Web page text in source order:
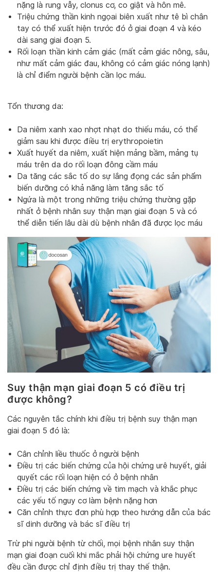
nặng là rung vẫy, clonus cơ, co giật và hôn mê.
Triệu chứng thần kinh ngọai biên xuất như tê bì chân
tay có thể xuất hiện trước đó ở giai đoạn 4 và kéo
dài sang giai đoạn 5.
Rối loạn thần kinh cảm giác (mất cảm giác nông, sâu,
như mất cảm giác đau, không có cảm giác nóng lạnh)
là chỉ điểm người bệnh cần lọc máu.
Tổn thương da:
Da niêm xanh xao nhợt nhạt do thiếu máu, có thể
giảm sau khi được điều trị erythropoietin
Xuất huyết da niêm, xuất hiện mảng bầm, mảng tụ
máu trên da do rối loạn đông cầm máu
Da tăng các sắc tố do sự lắng đọng các sản phẩm
biến dưỡng có khả năng làm tăng sắc tố
Ngứa là một trong những triệu chứng thường gặp
nhất ở bệnh nhân suy thận mạn giai đoạn 5 và có
thể diễn tiến lâu dài dù bệnh nhân đã được lọc máu
Suy thận mạn giai đoạn 5 có điều trị
được không?
Các nguyên tắc chính khi điều trị bệnh suy thận mạn
giai đoạn 5 đó là:
Cân chỉnh liều thuốc ở người bệnh
Điều trị các biến chứng của hội chứng urê huyết, giải
quyết các rối loạn hiện có ở bệnh nhân
Điều trị các biến chứng về tim mạch và khắc phục
các yếu tố nguy cơ làm bệnh nặng hơn
Căn chỉnh thực đơn phù hợp theo hướng dẫn của bác
sĩ dinh dưỡng và bác sĩ điều trị
Trừ phi người bệnh từ chối, mọi bệnh nhân suy thận
mạn giai đoạn cuối khi mắc phải hội chứng ure huyết
đều cần được chỉ định điều trị thay thế thận.